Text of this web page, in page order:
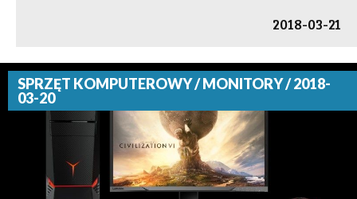
2018-03-21
SPRZĘT KOMPUTEROWY / MONITORY / 2018-
03-20